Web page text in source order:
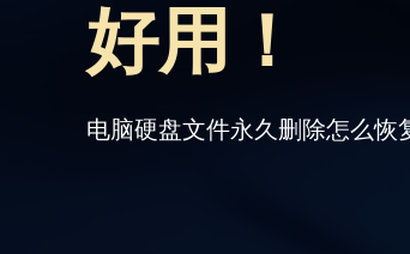
好用！
电脑硬盘文件永久删除怎么恢